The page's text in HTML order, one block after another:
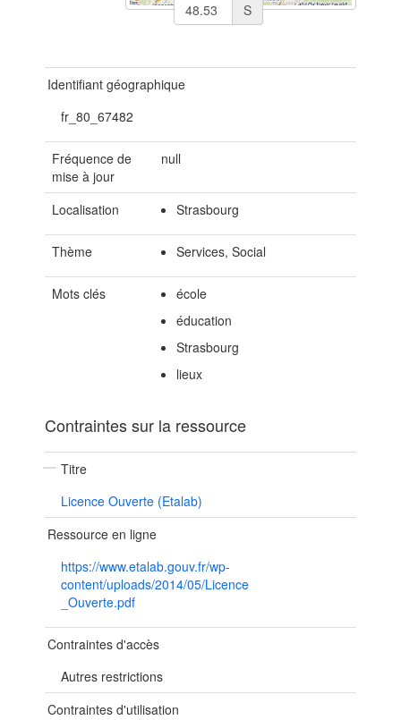
S
Identifiant géographique
fr_80_67482
Fréquence de
mise à jour
null
Localisation Strasbourg
Thème Services, Social
Mots clés
école
éducation
Strasbourg
lieux
Contraintes sur la ressource
Titre
Licence Ouverte (Etalab)
Ressource en ligne
https://www.etalab.gouv.fr/wp-
content/uploads/2014/05/Licence
_Ouverte.pdf
Contraintes d'accès
Autres restrictions
Contraintes d'utilisation